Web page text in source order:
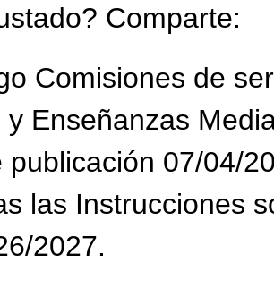
Comparte:
Comisiones de
y Enseñanzas
publicación 07/04/
las Instrucciones
2027.